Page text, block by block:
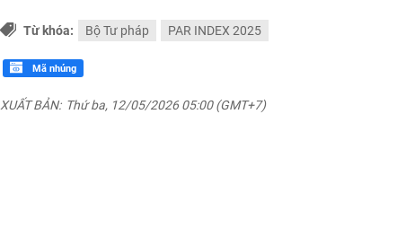
Từ khóa: Bộ Tư pháp PAR INDEX 2025
Mã nhúng
XUẤT BẢN: Thứ ba, 12/05/2026 05:00 (GMT+7)